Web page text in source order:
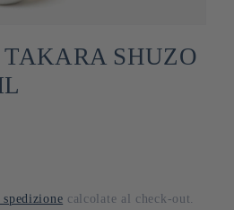
SHUZO
spedizione calcolate al check-out.